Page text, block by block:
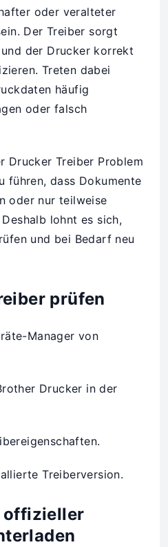
oder veralteter
Der Treiber sorgt
der Drucker korrekt
Treten dabei
häufig
oder falsch
Drucker Treiber Problem
führen, dass Dokumente
oder nur teilweise
lohnt es sich,
und bei Bedarf neu
prüfen
Manager von
Drucker in der
Treiberversion.
offizieller